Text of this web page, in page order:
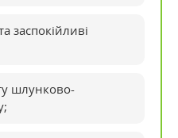
заспокійливі
шлунково-